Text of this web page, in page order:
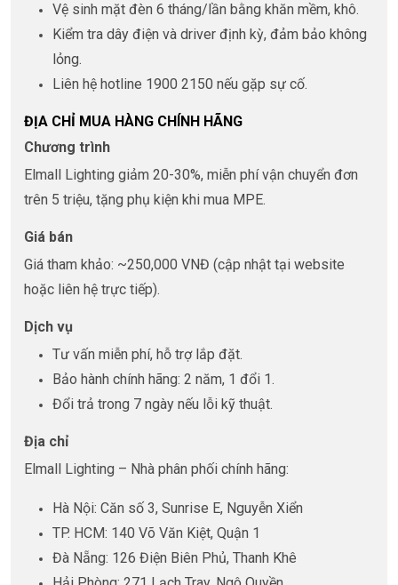
Vệ sinh mặt đèn 6 tháng/lần bằng khăn mềm, khô.
Kiểm tra dây điện và driver định kỳ, đảm bảo không
lỏng.
Liên hệ hotline 1900 2150 nếu gặp sự cố.
ĐỊA CHỈ MUA HÀNG CHÍNH HÃNG
Chương trình
Elmall Lighting giảm 20-30%, miễn phí vận chuyển đơn
trên 5 triệu, tặng phụ kiện khi mua MPE.
Giá bán
Giá tham khảo: ~250,000 VNĐ (cập nhật tại website
hoặc liên hệ trực tiếp).
Dịch vụ
Tư vấn miễn phí, hỗ trợ lắp đặt.
Bảo hành chính hãng: 2 năm, 1 đổi 1.
Đổi trả trong 7 ngày nếu lỗi kỹ thuật.
Địa chỉ
Elmall Lighting – Nhà phân phối chính hãng:
Hà Nội: Căn số 3, Sunrise E, Nguyễn Xiển
TP. HCM: 140 Võ Văn Kiệt, Quận 1
Đà Nẵng: 126 Điện Biên Phủ, Thanh Khê